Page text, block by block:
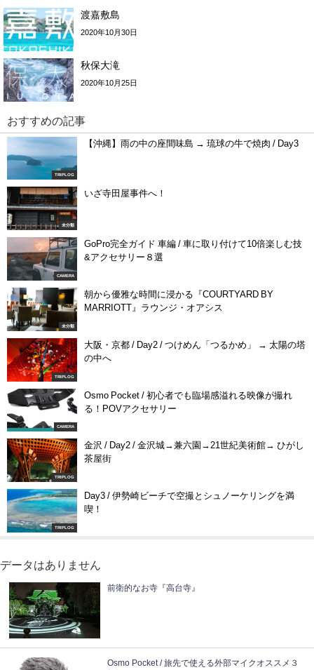
渡嘉敷島
2020年10月30日
秋保大滝
2020年10月25日
おすすめの記事
TRIPLOG
【沖縄】雨の中の座間味島 → 琉球の牛で焼肉 / Day3
未分類
いざ寺田屋事件へ！
CAMERA
GoPro完全ガイド 車編 / 車に取り付けて10倍楽しむ技
&アクセサリー８選
未分類
朝から優雅な時間に浸かる『COURTYARD BY
MARRIOTT』ラウンジ・オアシス
TRIPLOG
大阪・京都 / Day2 / つけめん「つるかめ」 → 太陽の塔
の中へ
CAMERA
Osmo Pocket / 初心者でも臨場感溢れる映像が撮れ
る！POVアクセサリー
TRIPLOG
金沢 / Day2 / 金沢城→兼六園→21世紀美術館→ ひがし
茶屋街
TRIPLOG
Day3 / 伊勢崎ビーチで空撮とシュノーケリングを満
喫！
データはありません
前衛的なお寺『高台寺』
Osmo Pocket / 旅先で使える外部マイクオススメ３